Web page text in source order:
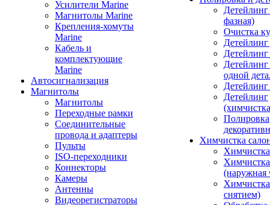
Усилители Marine
Магнитолы Marine
Крепления-хомуты
Marine
Кабель и
комплектующие
Marine
Автосигнализация
Магнитолы
Магнитолы
Переходные рамки
Соединительные
провода и адаптеры
Пульты
ISO-переходники
Коннекторы
Камеры
Антенны
Видеорегистраторы
фазная)
Очистка
Детейлинг
одной
Детейлинг
Полировка
Химчистка
(наружная
снятием)